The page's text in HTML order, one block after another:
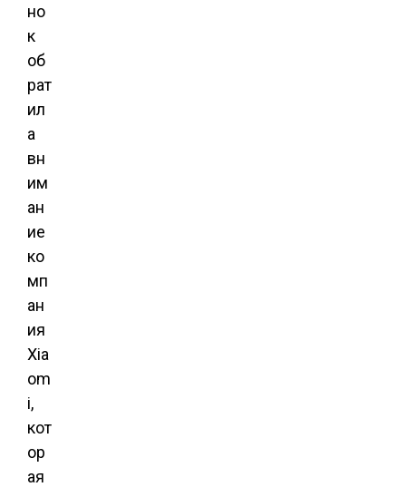
но
к
об
рат
ил
а
вн
им
ан
ие
ко
мп
ан
ия
Xia
om
i,
кот
ор
ая